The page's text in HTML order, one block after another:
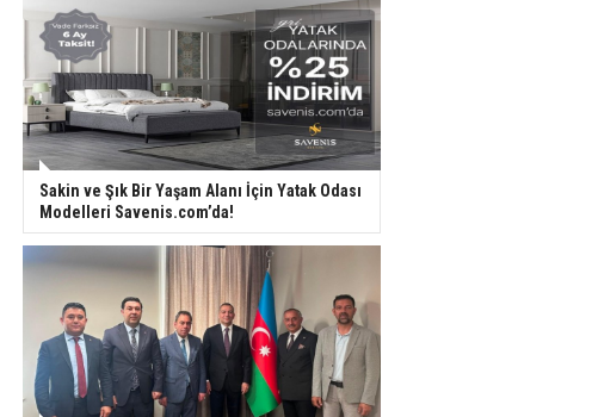
Sakin ve Şık Bir Yaşam Alanı İçin Yatak Odası
Modelleri Savenis.com’da!